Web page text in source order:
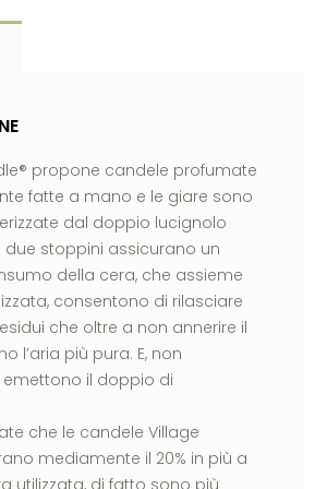
propone candele profumate
fatte a mano e le giare sono
dal doppio lucignolo
due stoppini assicurano un
della cera, che assieme
consentono di rilasciare
che oltre a non annerire il
l’aria più pura. E, non
il doppio di
che le candele Village
mediamente il 20% in più a